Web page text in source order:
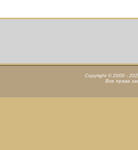
Copyright © 2000 -
Все права